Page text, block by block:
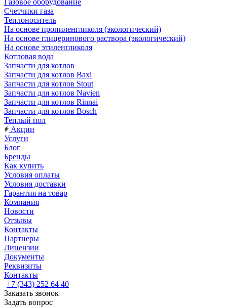
Газовое оборудование
Счетчики газа
Теплоноситель
На основе пропиленгликоля (экологический)
На основе глицеринового раствора (экологический)
На основе этиленгликоля
Котловая вода
Запчасти для котлов
Запчасти для котлов Baxi
Запчасти для котлов Stout
Запчасти для котлов Navien
Запчасти для котлов Rinnai
Запчасти для котлов Bosch
Теплый пол
Акции
Услуги
Блог
Бренды
Как купить
Условия оплаты
Условия доставки
Гарантия на товар
Компания
Новости
Отзывы
Контакты
Партнеры
Лицензии
Документы
Реквизиты
Контакты
+7 (343) 252 64 40
Заказать звонок
Задать вопрос